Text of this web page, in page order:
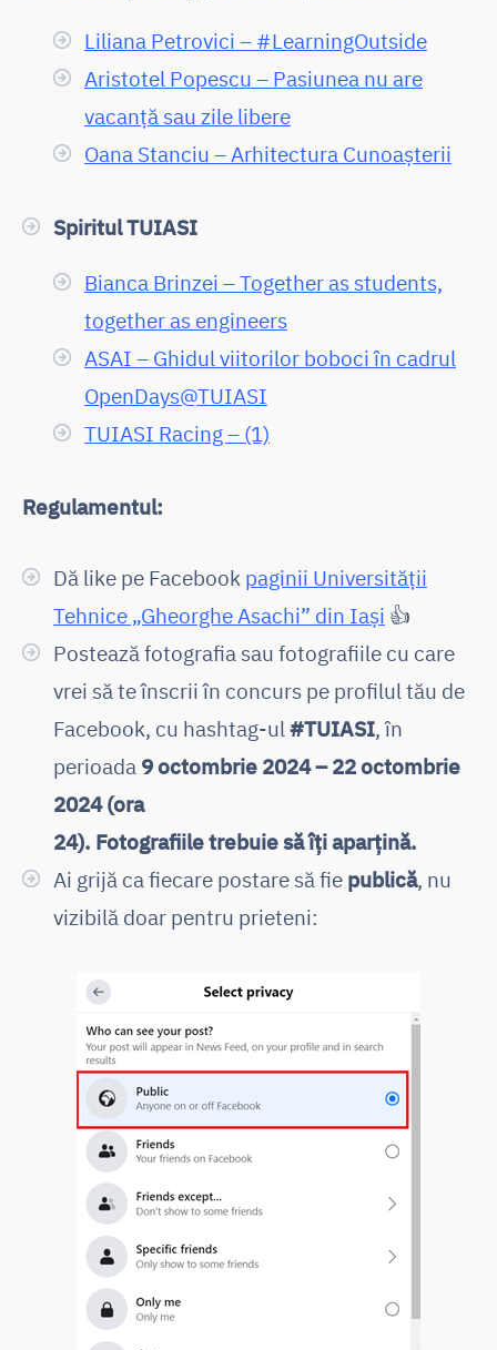
Liliana Petrovici – #LearningOutside
Aristotel Popescu – Pasiunea nu are
vacanță sau zile libere
Oana Stanciu – Arhitectura Cunoașterii
Spiritul TUIASI
Bianca Brinzei – Together as students,
together as engineers
ASAI – Ghidul viitorilor boboci în cadrul
OpenDays@TUIASI
TUIASI Racing – (1)
Regulamentul:
Dă like pe Facebook paginii Universității
Tehnice „Gheorghe Asachi” din Iași 👍
Postează fotografia sau fotografiile cu care
vrei să te înscrii în concurs pe profilul tău de
Facebook, cu hashtag-ul#TUIASI, în
perioada 9 octombrie 2024 – 22 octombrie
2024 (ora
24). Fotografiile trebuie să îți aparțină.
Ai grijă ca fiecare postare să fie publică, nu
vizibilă doar pentru prieteni: